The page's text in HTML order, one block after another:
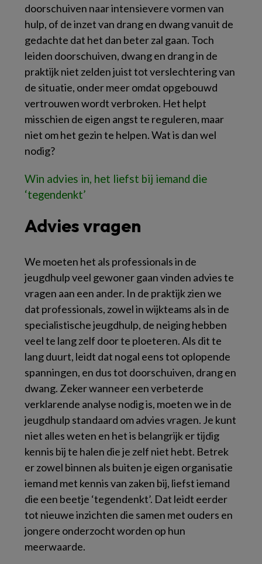
doorschuiven naar intensievere vormen van
hulp, of de inzet van drang en dwang vanuit de
gedachte dat het dan beter zal gaan. Toch
leiden doorschuiven, dwang en drang in de
praktijk niet zelden juist tot verslechtering van
de situatie, onder meer omdat opgebouwd
vertrouwen wordt verbroken. Het helpt
misschien de eigen angst te reguleren, maar
niet om het gezin te helpen. Wat is dan wel
nodig?
Win advies in, het liefst bij iemand die
‘tegendenkt’
Advies vragen
We moeten het als professionals in de
jeugdhulp veel gewoner gaan vinden advies te
vragen aan een ander. In de praktijk zien we
dat professionals, zowel in wijkteams als in de
specialistische jeugdhulp, de neiging hebben
veel te lang zelf door te ploeteren. Als dit te
lang duurt, leidt dat nogal eens tot oplopende
spanningen, en dus tot doorschuiven, drang en
dwang. Zeker wanneer een verbeterde
verklarende analyse nodig is, moeten we in de
jeugdhulp standaard om advies vragen. Je kunt
niet alles weten en het is belangrijk er tijdig
kennis bij te halen die je zelf niet hebt. Betrek
er zowel binnen als buiten je eigen organisatie
iemand met kennis van zaken bij, liefst iemand
die een beetje ‘tegendenkt’. Dat leidt eerder
tot nieuwe inzichten die samen met ouders en
jongere onderzocht worden op hun
meerwaarde.